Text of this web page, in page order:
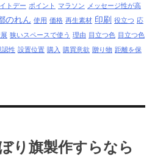
トデー ポイント マラソン メッセージ性が高
のれん 使用 価格 再生素材 印刷 役立つ 応
狭いスペースで使う 理由 目立つ色 目立つ色
認性 設置位置 購入 購買意欲 贈り物 距離を保
り旗製作すらなら